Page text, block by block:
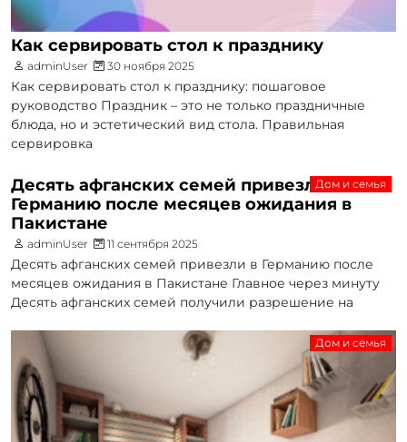
Как сервировать стол к празднику
adminUser 30 ноября 2025
Как сервировать стол к празднику: пошаговое
руководство Праздник – это не только праздничные
блюда, но и эстетический вид стола. Правильная
сервировка
Дом и семья
Десять афганских семей привезли в
Германию после месяцев ожидания в
Пакистане
adminUser 11 сентября 2025
Десять афганских семей привезли в Германию после
месяцев ожидания в Пакистане Главное через минуту
Десять афганских семей получили разрешение на
Дом и семья